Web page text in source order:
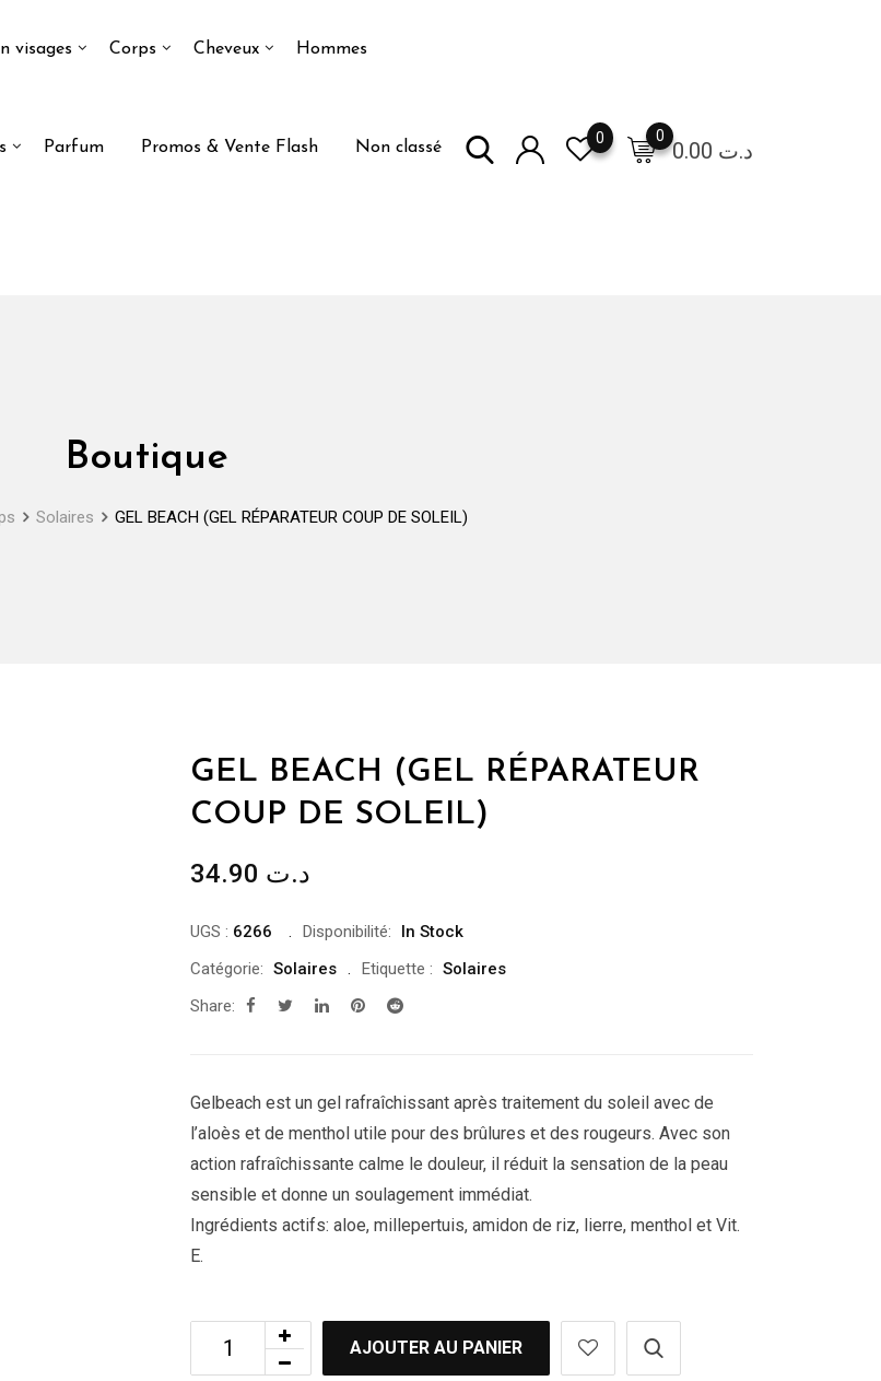
visages Corps Cheveux Hommes
Parfum Promos & Vente Flash Non classé د.ت
0
0
Boutique
Solaires GEL BEACH (GEL RÉPARATEUR COUP DE SOLEIL)
GEL BEACH (GEL RÉPARATEUR
COUP DE SOLEIL)
د.ت
UGS : 6266 Disponibilité:
In Stock
Catégorie: Solaires Etiquette : Solaires
Share:
Gelbeach est un gel rafraîchissant après traitement du soleil avec de
l’aloès et de menthol utile pour des brûlures et des rougeurs. Avec son
action rafraîchissante calme le douleur, il réduit la sensation de la peau
sensible et donne un soulagement immédiat.
Ingrédients actifs: aloe, millepertuis, amidon de riz, lierre, menthol et Vit.
E.
AJOUTER AU PANIER